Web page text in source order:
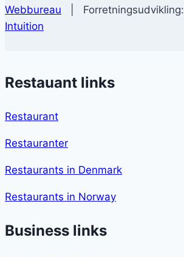
Webbureau | Forretningsudvikling:
Intuition
Restauant links
Restaurant
Restauranter
Restaurants in Denmark
Restaurants in Norway
Business links